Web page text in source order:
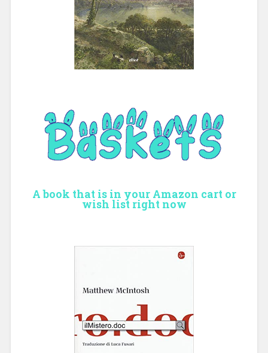
A book that is in your Amazon cart or
wish list right now